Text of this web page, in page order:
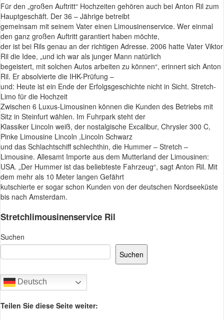
Für den „großen Auftritt“ Hochzeiten gehören auch bei Anton Ril zum
Hauptgeschäft. Der 36 – Jährige betreibt
gemeinsam mit seinem Vater einen Limousinenservice. Wer einmal
den ganz großen Auftritt garantiert haben möchte,
der ist bei Rils genau an der richtigen Adresse. 2006 hatte Vater Viktor
Ril die Idee, „und ich war als junger Mann natürlich
begeistert, mit solchen Autos arbeiten zu können“, erinnert sich Anton
Ril. Er absolvierte die IHK-Prüfung –
und: Heute ist ein Ende der Erfolgsgeschichte nicht in Sicht. Stretch-
Limo für die Hochzeit
Zwischen 6 Luxus-Limousinen können die Kunden des Betriebs mit
Sitz in Steinfurt wählen. Im Fuhrpark steht der
Klassiker Lincoln weiß, der nostalgische Excalibur, Chrysler 300 C,
Pinke Limousine Lincoln ,Lincoln Schwarz
und das Schlachtschiff schlechthin, die Hummer – Stretch –
Limousine. Allesamt Importe aus dem Mutterland der Limousinen:
USA. „Der Hummer ist das beliebteste Fahrzeug“, sagt Anton Ril. Mit
dem mehr als 10 Meter langen Gefährt
kutschierte er sogar schon Kunden von der deutschen Nordseeküste
bis nach Amsterdam.
Stretchlimousinenservice Ril
Suchen
Suchen
Deutsch
Teilen Sie diese Seite weiter: